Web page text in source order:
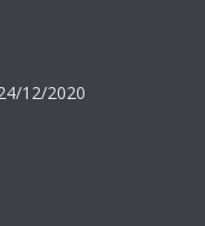
12/2020